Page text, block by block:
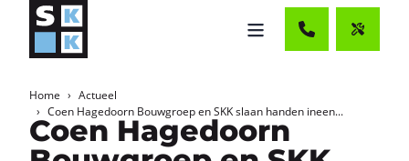
Home
Actueel
Coen Hagedoorn Bouwgroep en SKK slaan handen ineen...
Coen Hagedoorn